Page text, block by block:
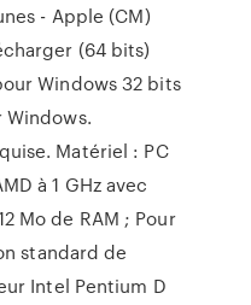
- Apple (CM)
(64 bits)
Windows 32 bits
Windows.
Matériel : PC
à 1 GHz avec
Mo de RAM ; Pour
standard de
Intel Pentium D